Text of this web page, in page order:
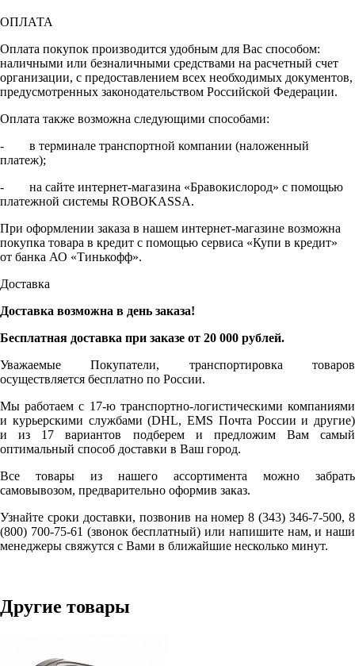
ОПЛАТА
Оплата покупок производится удобным для Вас способом:
наличными или безналичными средствами на расчетный счет
организации, с предоставлением всех необходимых документов,
предусмотренных законодательством Российской Федерации.
Оплата также возможна следующими способами:
- в терминале транспортной компании (наложенный
платеж);
- на сайте интернет-магазина «Бравокислород» с помощью
платежной системы ROBOKASSA.
При оформлении заказа в нашем интернет-магазине возможна
покупка товара в кредит с помощью сервиса «Купи в кредит»
от банка АО «Тинькофф».
Доставка
Доставка возможна в день заказа!
Бесплатная доставка при заказе от 20 000 рублей.
Уважаемые Покупатели, транспортировка товаров
осуществляется бесплатно по России.
Мы работаем с 17-ю транспортно-логистическими компаниями
и курьерскими службами (DHL, EMS Почта России и другие)
и из 17 вариантов подберем и предложим Вам самый
оптимальный способ доставки в Ваш город.
Все товары из нашего ассортимента можно забрать
самовывозом, предварительно оформив заказ.
Узнайте сроки доставки, позвонив на номер 8 (343) 346-7-500, 8
(800) 700-75-61 (звонок бесплатный) или напишите нам, и наши
менеджеры свяжутся с Вами в ближайшие несколько минут.
Другие товары